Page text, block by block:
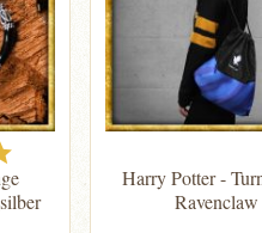
Harry Potter -
Ravenclaw